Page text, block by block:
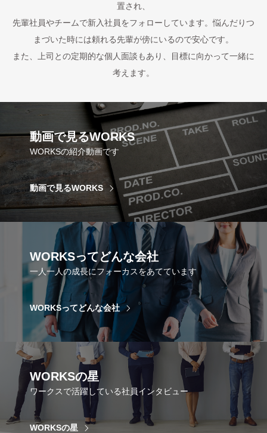
置され、
先輩社員やチームで新入社員をフォローしています。悩んだりつ
まづいた時には頼れる先輩が傍にいるので安心です。
また、上司との定期的な個人面談もあり、目標に向かって一緒に
考えます。
動画で見るWORKS
WORKSの紹介動画です
動画で見るWORKS
WORKSってどんな会社
一人一人の成長にフォーカスをあてています
WORKSってどんな会社
WORKSの星
ワークスで活躍している社員インタビュー
WORKSの星